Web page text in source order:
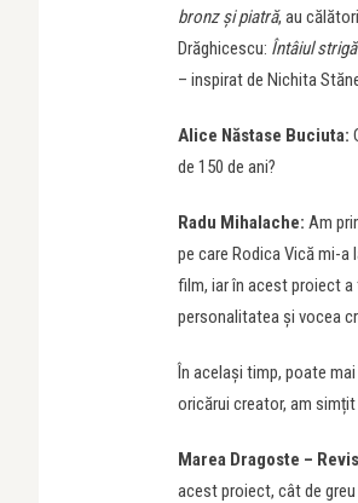
bronz și piatră, au
Drăghicescu: Întâiul
– inspirat de Nichita
Alice Năstase Buciuta:
de 150 de ani?
Radu Mihalache: Am
pe care Rodica Vică mi-
film, iar în acest proiect
personalitatea și vocea
În același timp, poate
oricărui creator, am
Marea Dragoste –
acest proiect, cât de